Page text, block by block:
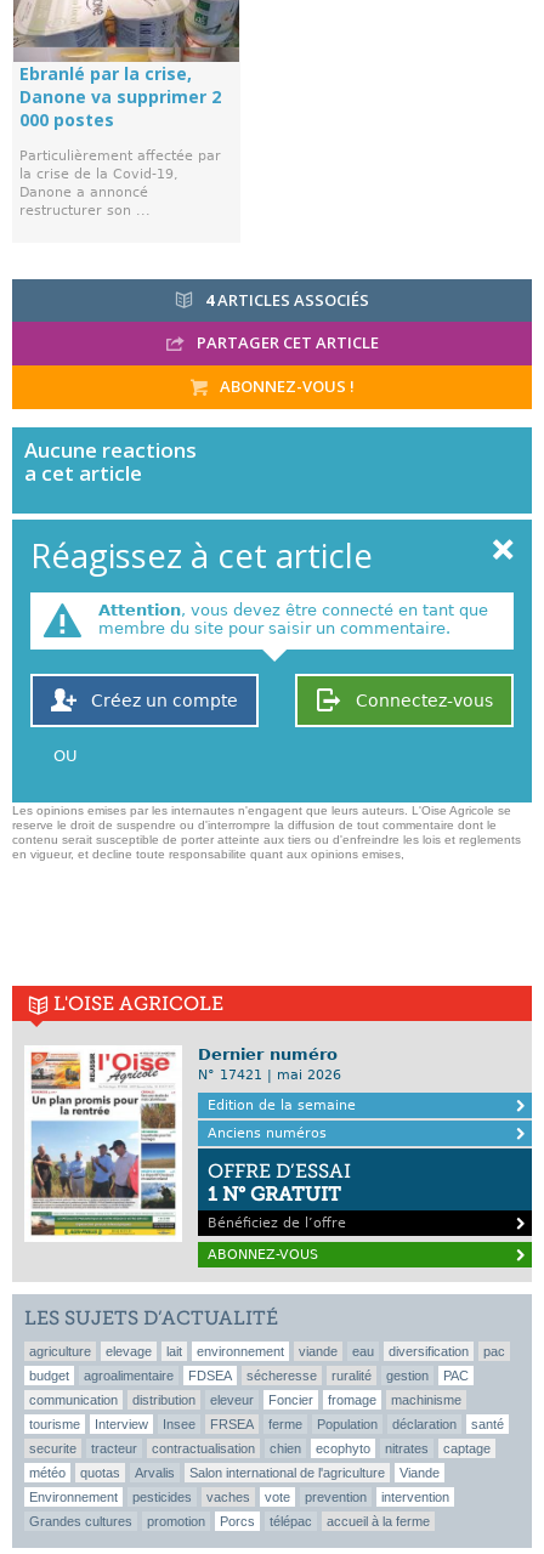
Ebranlé par la crise,
Danone va supprimer 2
000 postes
Particulièrement affectée par
la crise de la Covid-19,
Danone a annoncé
restructurer son ...
4ARTICLES ASSOCIÉS
PARTAGER CET ARTICLE
ABONNEZ-VOUS !
Aucune reactions
a cet article
Réagissez à cet article
Attention, vous devez être connecté en tant que
membre du site pour saisir un commentaire.
Connectez-vous
Créez un compte
OU
Les opinions emises par les internautes n'engagent que leurs auteurs. L'Oise Agricole se
reserve le droit de suspendre ou d'interrompre la diffusion de tout commentaire dont le
contenu serait susceptible de porter atteinte aux tiers ou d'enfreindre les lois et reglements
en vigueur, et decline toute responsabilite quant aux opinions emises,
L'OISE AGRICOLE
Dernier numéro
N° 17421 | mai 2026
Edition de la semaine
Anciens numéros
OFFRE D’ESSAI
1 N° GRATUIT
Bénéficiez de l’offre
ABONNEZ-VOUS
LES SUJETS D’ACTUALITÉ
agriculture elevage lait environnement viande eau diversification
pac
budget
agroalimentaire FDSEA sécheresse ruralité gestion
PAC
communication
distribution eleveur Foncier fromage
machinisme
tourisme
Interview Insee FRSEA ferme Population déclaration
santé
securite
tracteur contractualisation chien ecophyto nitrates
captage
météo
quotas Arvalis Salon international de l'agriculture
Viande
Environnement
pesticides vaches vote prevention
intervention
Grandes cultures
promotion Porcs télépac accueil à la ferme